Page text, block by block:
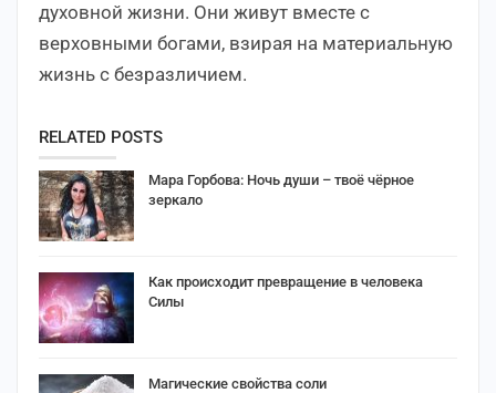
духовной жизни. Они живут вместе с
верховными богами, взирая на материальную
жизнь с безразличием.
RELATED POSTS
Мара Горбова: Ночь души – твоё чёрное
зеркало
Как происходит превращение в человека
Силы
Магические свойства соли